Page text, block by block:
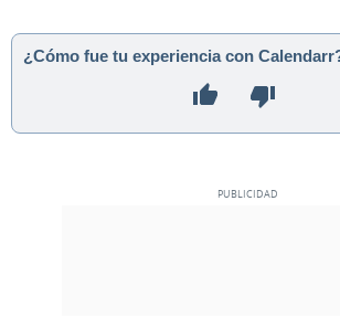
¿Cómo fue tu experiencia con